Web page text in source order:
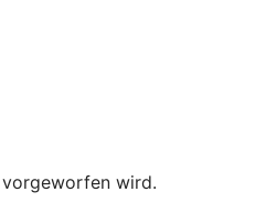
vorgeworfen wird.